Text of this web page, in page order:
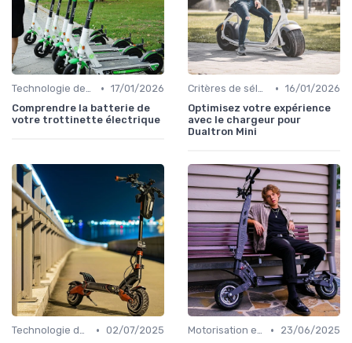
Technologie des batteries • 17/01/2026
Comprendre la batterie de
votre trottinette électrique
Critères de sélection (autonomie, vitesse, poids) • 16/01/2026
Optimisez votre expérience
avec le chargeur pour
Dualtron Mini
Technologie des batteries • 02/07/2025
Motorisation et puissance •
23/06/2025